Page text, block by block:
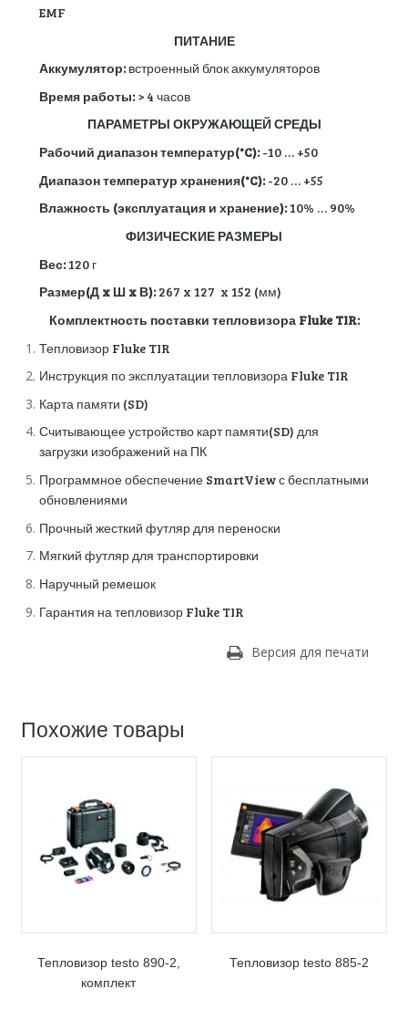
EMF
ПИТАНИЕ
Аккумулятор:встроенный блок аккумуляторов
Время работы:> 4 часов
ПАРАМЕТРЫ ОКРУЖАЮЩЕЙ СРЕДЫ
Рабочий диапазон температур(°C):-10 … +50
Диапазон температур хранения(°C):-20 … +55
Влажность (эксплуатация и хранение):10% … 90%
ФИЗИЧЕСКИЕ РАЗМЕРЫ
Вес:120 г
Размер(Д x Ш x В):267 x 127 x 152 (мм)
Комплектность поставки тепловизора Fluke TIR:
Тепловизор Fluke TIR
Инструкция по эксплуатации тепловизора Fluke TIR
Карта памяти (SD)
Считывающее устройство карт памяти(SD) для
загрузки изображений на ПК
Программное обеспечение SmartView с бесплатными
обновлениями
Прочный жесткий футляр для переноски
Мягкий футляр для транспортировки
Наручный ремешок
Гарантия на тепловизор Fluke TIR
Версия для печати
Похожие товары
Тепловизор testo 890-2,
комплект
Тепловизор testo 885-2